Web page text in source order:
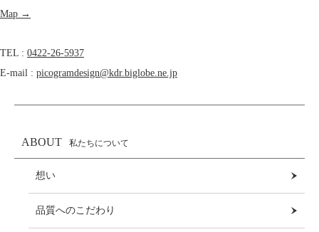
Map →
TEL : 0422-26-5937
E-mail : picogramdesign@kdr.biglobe.ne.jp
ABOUT 私たちについて
想い
品質へのこだわり